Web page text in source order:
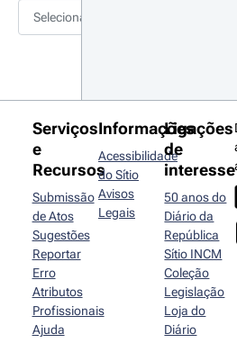
Selecionar
Serviços
e
Recursos
Submissão
de Atos
Sugestões
Reportar
Erro
Atributos
Profissionais
Ajuda
Informações
Acessibilidade
do Sítio
Avisos
Legais
Ligações
de
interesse
50 anos do
Diário da
República
Sítio INCM
Coleção
Legislação
Loja do
Diário